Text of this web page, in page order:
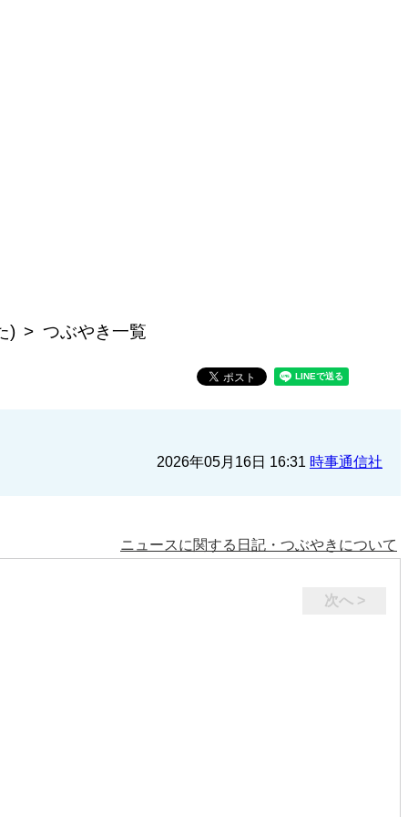
) つぶやき一覧
2026年05月16日 16:31 時事通信社
ニュースに関する日記・つぶやきについて
次へ >